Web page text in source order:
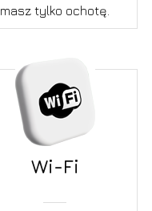
masz tylko ochotę.
Wi-Fi